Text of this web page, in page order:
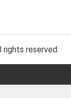
rights reserved.